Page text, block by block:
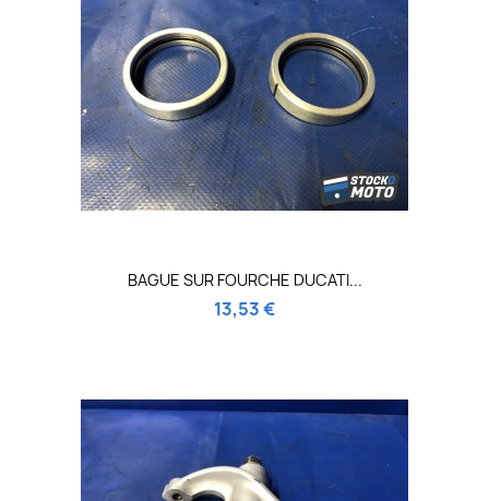
BAGUE SUR FOURCHE DUCATI...
13,53 €